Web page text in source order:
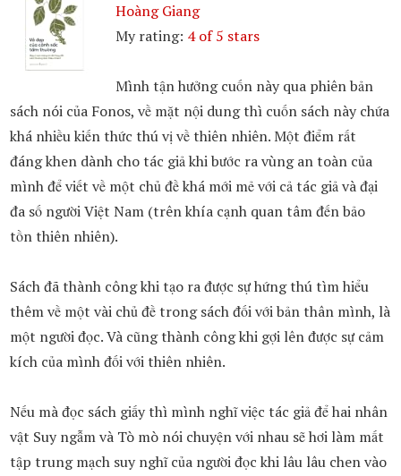
Hoàng Giang
My rating: 4 of 5 stars
Mình tận hưởng cuốn này qua phiên bản
sách nói của Fonos, về mặt nội dung thì cuốn sách này chứa
khá nhiều kiến thức thú vị về thiên nhiên. Một điểm rất
đáng khen dành cho tác giả khi bước ra vùng an toàn của
mình để viết về một chủ đề khá mới mẻ với cả tác giả và đại
đa số người Việt Nam (trên khía cạnh quan tâm đến bảo
tồn thiên nhiên).
Sách đã thành công khi tạo ra được sự hứng thú tìm hiểu
thêm về một vài chủ đề trong sách đối với bản thân mình, là
một người đọc. Và cũng thành công khi gợi lên được sự cảm
kích của mình đối với thiên nhiên.
Nếu mà đọc sách giấy thì mình nghĩ việc tác giả để hai nhân
vật Suy ngẫm và Tò mò nói chuyện với nhau sẽ hơi làm mất
tập trung mạch suy nghĩ của người đọc khi lâu lâu chen vào